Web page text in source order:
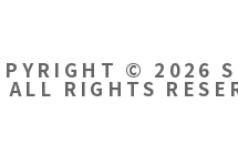
© 2026
ALL RIGHTS